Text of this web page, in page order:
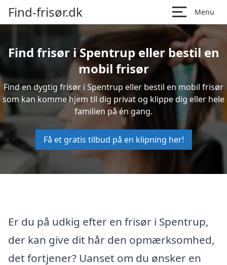
Find-frisør.dk Menu
Find frisør i Spentrup eller bestil en
mobil frisør
Find en dygtig frisør i Spentrup eller bestil en mobil frisør
som kan komme hjem til dig privat og klippe dig eller hele
familien på én gang.
Få et gratis tilbud på en klipning her!
Er du på udkig efter en frisør i Spentrup,
der kan give dit hår den opmærksomhed,
det fortjener? Uanset om du ønsker en